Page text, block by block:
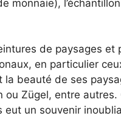
monnaie),
de paysages et
en particulier
la beauté de ses
ou Zügel, entre
eut un souvenir